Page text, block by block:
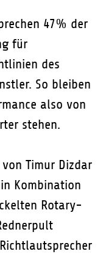
47% der
für
des
So bleiben
also von
stehen.
Timur Dizdar
Kombination
Rotary-